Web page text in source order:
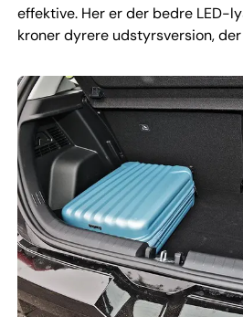
effektive. Her er der bedre LED-
kroner dyrere udstyrsversion,